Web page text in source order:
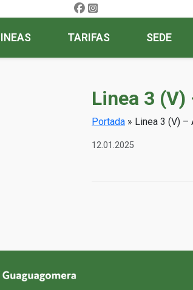
TARIFAS SEDE
Linea 3
Portada » Linea 3 (V) –
12.01.2025